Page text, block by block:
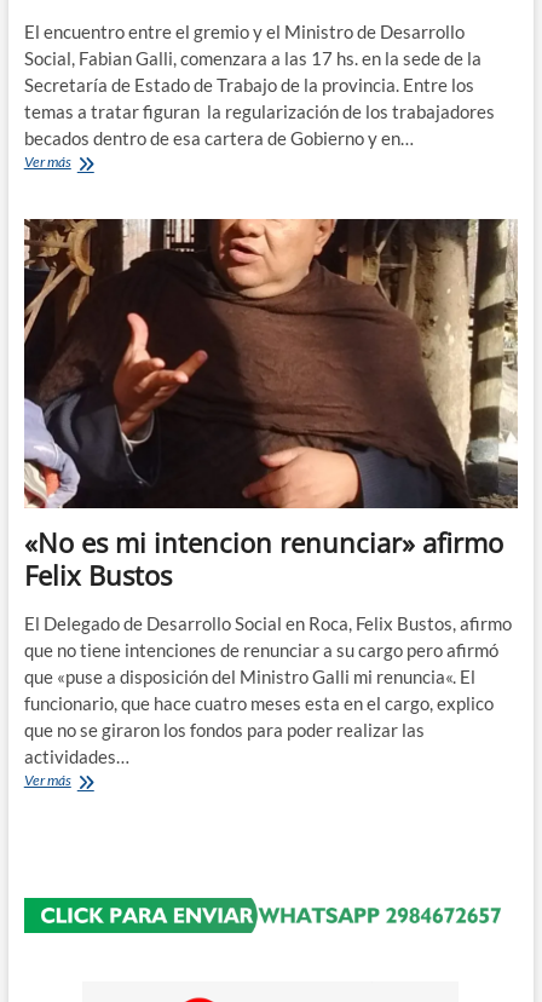
El encuentro entre el gremio y el Ministro de Desarrollo
Social, Fabian Galli, comenzara a las 17 hs. en la sede de la
Secretaría de Estado de Trabajo de la provincia. Entre los
temas a tratar figuran la regularización de los trabajadores
becados dentro de esa cartera de Gobierno y en…
Ver másLos
el
principal
tema
entre
ATE
Ministro
Galli
«No es mi intencion renunciar» afirmo
Felix Bustos
El Delegado de Desarrollo Social en Roca, Felix Bustos, afirmo
que no tiene intenciones de renunciar a su cargo pero afirmó
que «puse a disposición del Ministro Galli mi renuncia«. El
funcionario, que hace cuatro meses esta en el cargo, explico
que no se giraron los fondos para poder realizar las
actividades…
Ver más«No
Felix
Bustos